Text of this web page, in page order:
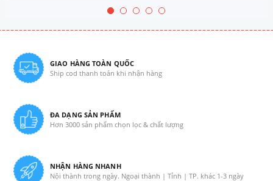
GIAO HÀNG TOÀN QUỐC
Ship cod thanh toán khi nhận hàng
ĐA DẠNG SẢN PHẨM
Hơn 3000 sản phẩm chọn lọc & chất lượng
NHẬN HÀNG NHANH
Nội thành trong ngày. Ngoại thành | Tỉnh | TP. khác 1-3 ngày